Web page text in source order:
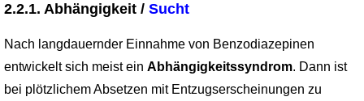
2.2.1. Abhängigkeit / Sucht
Nach langdauernder Einnahme von Benzodiazepinen
entwickelt sich meist ein Abhäng­igkeitssyndrom. Dann ist
bei plötzlichem Absetzen mit Entzugserscheinungen zu